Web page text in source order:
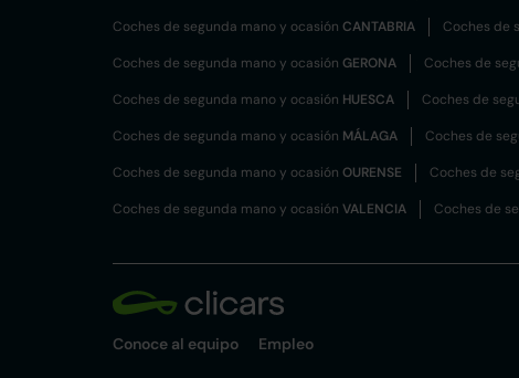
Coches de segunda mano y ocasión CANTABRIA Coches de
Coches de segunda mano y ocasión GERONA Coches de
Coches de segunda mano y ocasión HUESCA Coches de
Coches de segunda mano y ocasión MÁLAGA Coches de
Coches de segunda mano y ocasión OURENSE Coches de
Coches de segunda mano y ocasión VALENCIA Coches de
Conoce al equipo Empleo